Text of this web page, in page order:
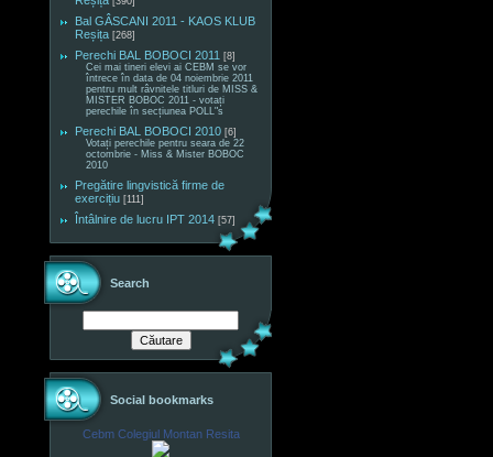
Bal GÂSCANI 2011 - KAOS KLUB
Reșița [268]
Perechi BAL BOBOCI 2011 [8]
Cei mai tineri elevi ai CEBM se vor
întrece în data de 04 noiembrie 2011
pentru mult râvnitele titluri de MISS &
MISTER BOBOC 2011 - votați
perechile în secțiunea POLL"s
Perechi BAL BOBOCI 2010 [6]
Votați perechile pentru seara de 22
octombrie - Miss & Mister BOBOC
2010
Pregătire lingvistică firme de
exercițiu [111]
Întâlnire de lucru IPT 2014 [57]
Search
Social bookmarks
Cebm Colegiul Montan Resita